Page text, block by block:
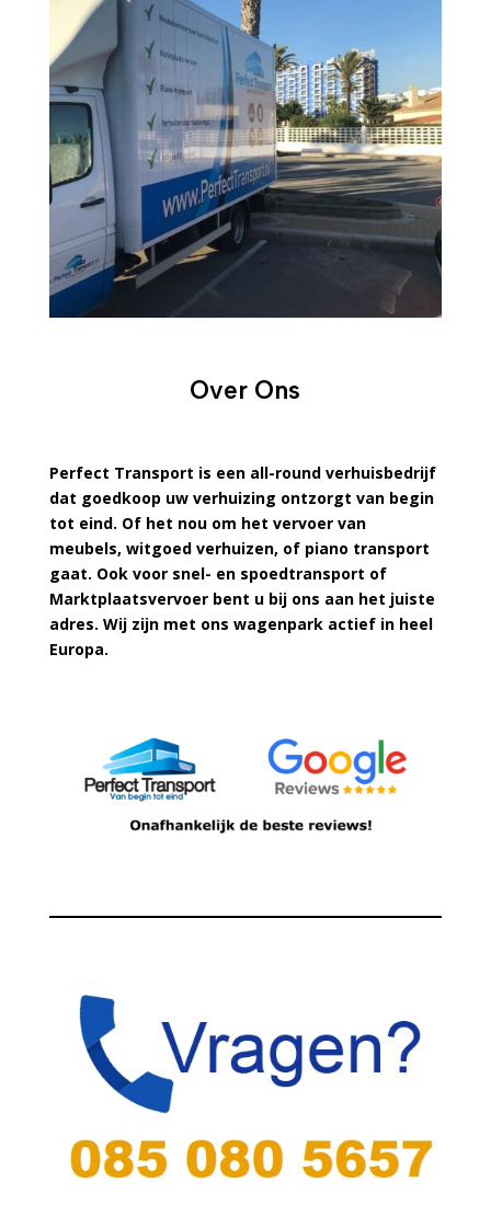
Over Ons
Perfect Transport is een all-round verhuisbedrijf
dat goedkoop uw verhuizing ontzorgt van begin
tot eind. Of het nou om het vervoer van
meubels, witgoed verhuizen, of piano transport
gaat. Ook voor snel- en spoedtransport of
Marktplaatsvervoer bent u bij ons aan het juiste
adres. Wij zijn met ons wagenpark actief in heel
Europa.